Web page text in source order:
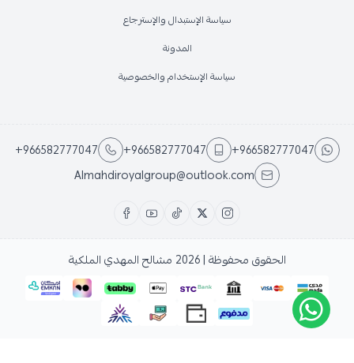
سياسة الإستبدال والإسترجاع
المدونة
سياسة الإستخدام والخصوصية
+966582777047
+966582777047
+966582777047
Almahdiroyalgroup@outlook.com
الحقوق محفوظة | 2026 مشالح المهدي الملكية